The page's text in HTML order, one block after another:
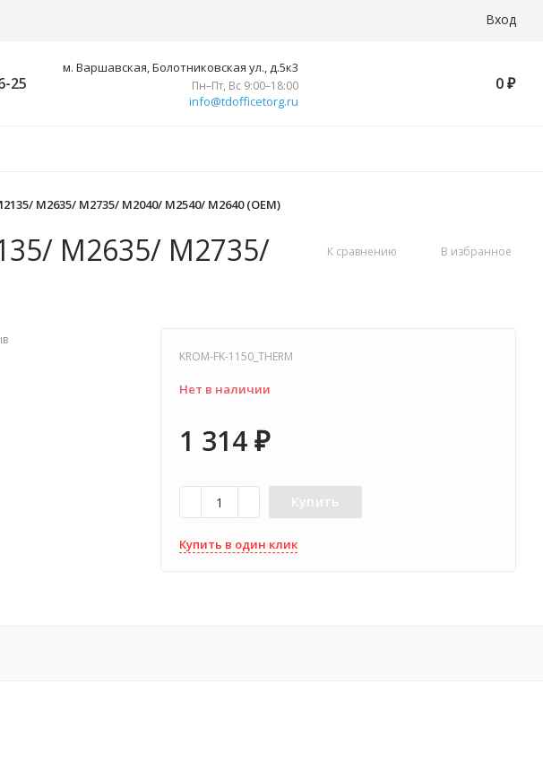
Вход
25
м. Варшавская, Болотниковская ул., д.5к3
Пн–Пт, Вс 9:00–18:00
info@tdofficetorg.ru
0 ₽
M2635/ M2735/ M2040/ M2540/ M2640 (ОEM)
M2635/ M2735/
К сравнению В избранное
KROM-FK-1150_THERM
Нет в наличии
1 314 ₽
Купить
Купить в один клик